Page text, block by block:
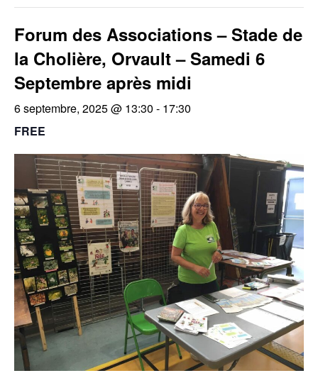
Forum des Associations – Stade de
la Cholière, Orvault – Samedi 6
Septembre après midi
6 septembre, 2025 @ 13:30 - 17:30
FREE